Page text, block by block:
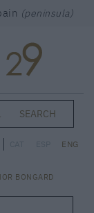
(peninsula)
SEARCH
ENG
BONGARD